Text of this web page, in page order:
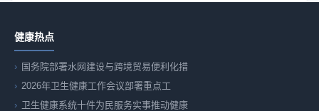
健康热点
国务院部署水网建设与跨境贸易便利化措
2026年卫生健康工作会议部署重点工
卫生健康系统十件为民服务实事推动健康